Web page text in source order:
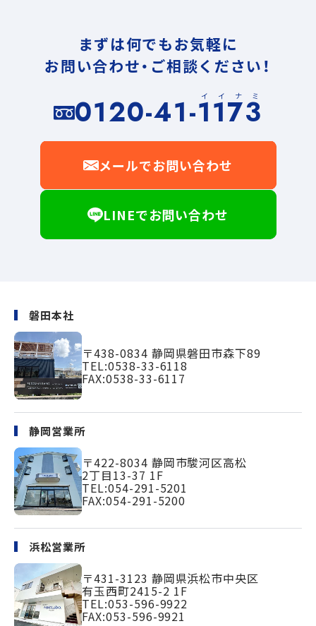
まずは何でもお気軽に
お問い合わせ・ご相談ください！
イイナミ
0120-41-1173
メールでお問い合わせ
LINEでお問い合わせ
磐田本社
〒438-0834 静岡県磐田市森下89
TEL:0538-33-6118
FAX:0538-33-6117
静岡営業所
〒422-8034 静岡市駿河区高松
2丁目13-37 1F
TEL:054-291-5201
FAX:054-291-5200
浜松営業所
〒431-3123 静岡県浜松市中央区
有玉西町2415-2 1F
TEL:053-596-9922
FAX:053-596-9921